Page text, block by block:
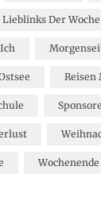
Lieblinks Der Woche
Reisen